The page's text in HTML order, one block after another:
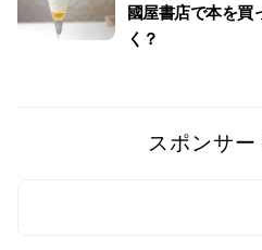
國屋書店で本を買
く？
スポンサー